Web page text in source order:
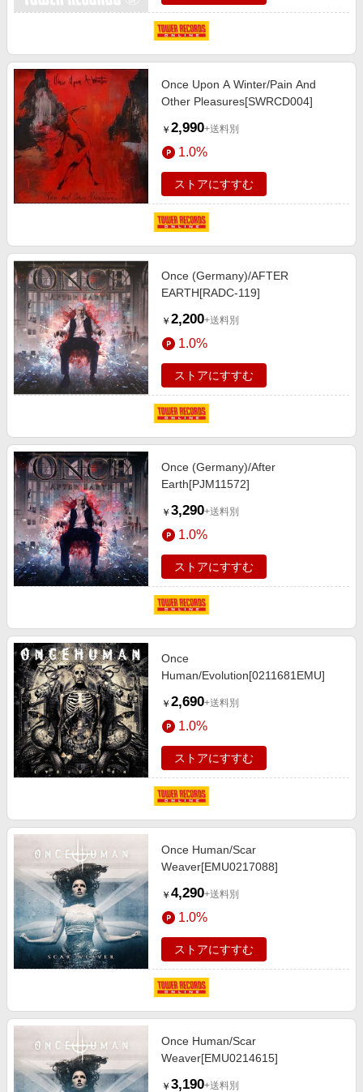
Once Upon A Winter/Pain And
Other Pleasures[SWRCD004]
￥ 2,990+送料別
1.0%
ストアにすすむ
Once (Germany)/AFTER
EARTH[RADC-119]
￥ 2,200+送料別
1.0%
ストアにすすむ
Once (Germany)/After
Earth[PJM11572]
￥ 3,290+送料別
1.0%
ストアにすすむ
Once
Human/Evolution[0211681EMU]
￥ 2,690+送料別
1.0%
ストアにすすむ
Once Human/Scar
Weaver[EMU0217088]
￥ 4,290+送料別
1.0%
ストアにすすむ
Once Human/Scar
Weaver[EMU0214615]
￥ 3,190+送料別